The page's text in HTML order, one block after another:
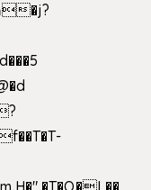
�j?
�T�Q�L��